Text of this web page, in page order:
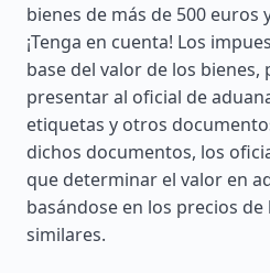
bienes de más de 500 euros
¡Tenga en cuenta! Los
base del valor de los bienes,
presentar al oficial de
etiquetas y otros
dichos documentos, los
que determinar el valor en
basándose en los precios
similares.